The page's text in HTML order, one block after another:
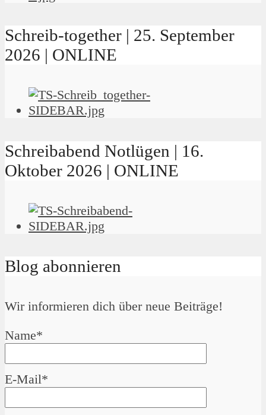
Schreib-together | 25. September
2026 | ONLINE
Schreibabend Notlügen | 16.
Oktober 2026 | ONLINE
Blog abonnieren
Wir informieren dich über neue Beiträge!
Name*
E-Mail*